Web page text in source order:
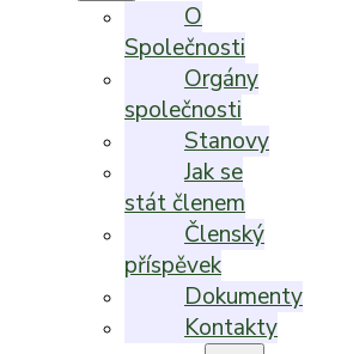
O
Společnosti
Orgány
společnosti
Stanovy
Jak se
stát členem
Členský
příspěvek
Dokumenty
Kontakty